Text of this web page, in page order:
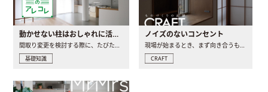
動かせない柱はおしゃれに活用！柱を魅せるリノベーション(リノベ)4選
間取り変更を検討する際に、たびたび皆さんの頭を悩ませる動か..
基礎知識
ノイズのないコンセント
現場が始まるとき、まず向き合うものの一つがコンセントです..
CRAFT